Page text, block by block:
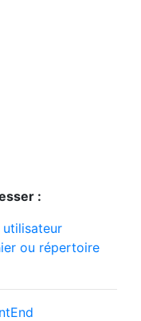
:
utilisateur
ou répertoire